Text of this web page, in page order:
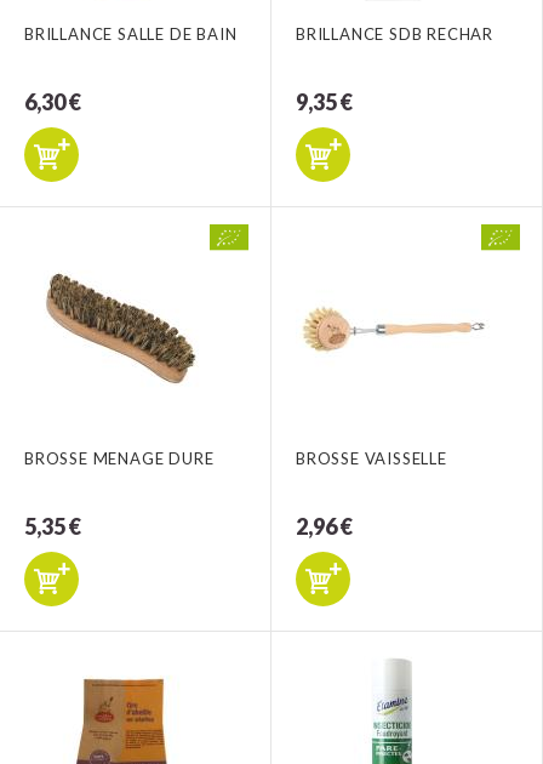
BRILLANCE SALLE DE BAIN
6,30 €
BRILLANCE SDB RECHAR
9,35 €
BROSSE MENAGE DURE
5,35 €
BROSSE VAISSELLE
2,96 €